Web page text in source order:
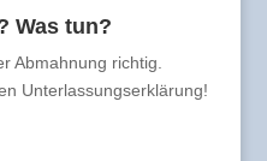
Was tun?
Abmahnung richtig.
Unterlassungserklärung!